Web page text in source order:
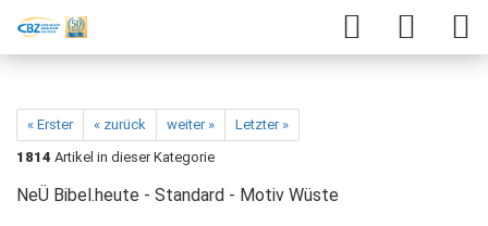
« Erster « zurück weiter »
Letzter »
1814 Artikel in dieser Kategorie
NeÜ Bibel.heute - Standard - Motiv Wüste